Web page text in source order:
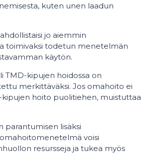
kuten unen laadun
jo aiemmin
toimivaksi todetun menetelmän
käytön.
TMD-kipujen hoidossa on
merkittäväksi. Jos omahoito ei
hoito puolitiehen, muistuttaa
parantumisen lisäksi
voisi
resursseja ja tukea myös